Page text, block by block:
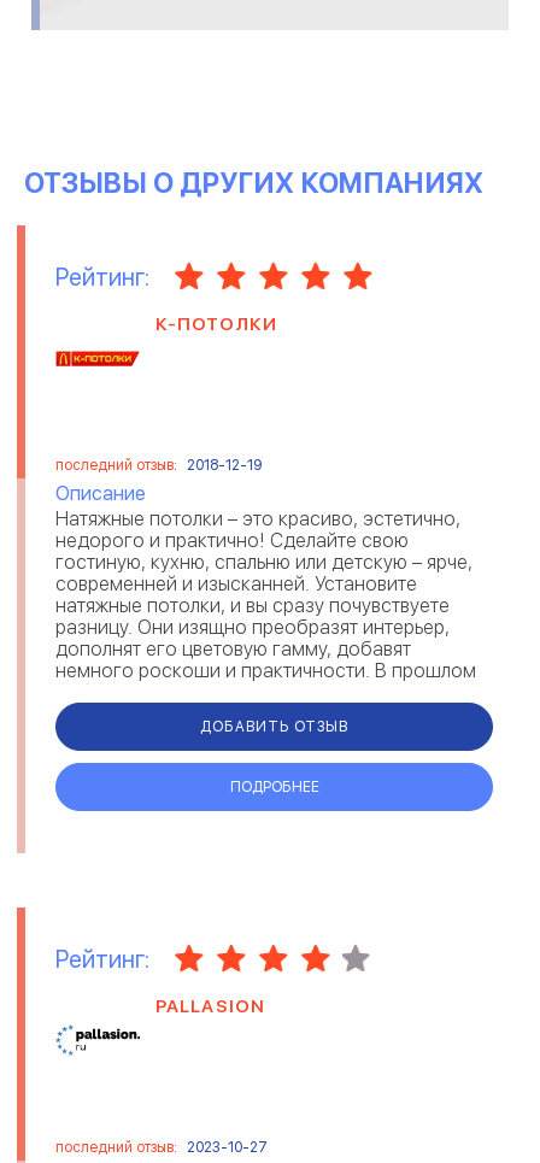
ОТЗЫВЫ О ДРУГИХ КОМПАНИЯХ
Рейтинг:
К-ПОТОЛКИ
последний отзыв: 2018-12-19
Описание
Натяжные потолки – это красиво, эстетично,
недорого и практично! Сделайте свою
гостиную, кухню, спальню или детскую – ярче,
современней и изысканней. Установите
натяжные потолки, и вы сразу почувствуете
разницу. Они изящно преобразят интерьер,
дополнят его цветовую гамму, добавят
немного роскоши и практичности. В прошлом
ДОБАВИТЬ ОТЗЫВ
ПОДРОБНЕЕ
Рейтинг:
PALLASION
последний отзыв: 2023-10-27